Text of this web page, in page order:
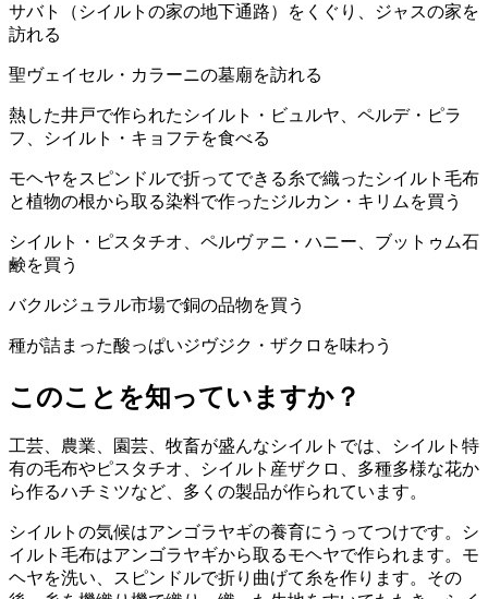
サバト（シイルトの家の地下通路）をくぐり、ジャスの家を
訪れる
聖ヴェイセル・カラーニの墓廟を訪れる
熱した井戸で作られたシイルト・ビュルヤ、ペルデ・ピラ
フ、シイルト・キョフテを食べる
モヘヤをスピンドルで折ってできる糸で織ったシイルト毛布
と植物の根から取る染料で作ったジルカン・キリムを買う
シイルト・ピスタチオ、ペルヴァニ・ハニー、ブットゥム石
鹸を買う
バクルジュラル市場で銅の品物を買う
種が詰まった酸っぱいジヴジク・ザクロを味わう
このことを知っていますか？
工芸、農業、園芸、牧畜が盛んなシイルトでは、シイルト特
有の毛布やピスタチオ、シイルト産ザクロ、多種多様な花か
ら作るハチミツなど、多くの製品が作られています。
シイルトの気候はアンゴラヤギの養育にうってつけです。シ
イルト毛布はアンゴラヤギから取るモヘヤで作られます。モ
ヘヤを洗い、スピンドルで折り曲げて糸を作ります。その